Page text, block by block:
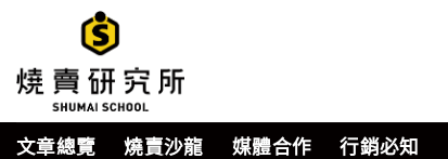
content
文章總覽 燒賣沙龍 媒體合作 行銷必知